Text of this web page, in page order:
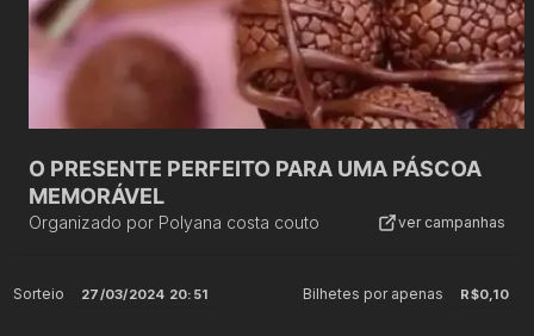
O PRESENTE PERFEITO PARA UMA PÁSCOA
MEMORÁVEL
Organizado por Polyana costa couto ver campanhas
Sorteio 27/03/2024 20:51 Bilhetes por apenas R$0,10